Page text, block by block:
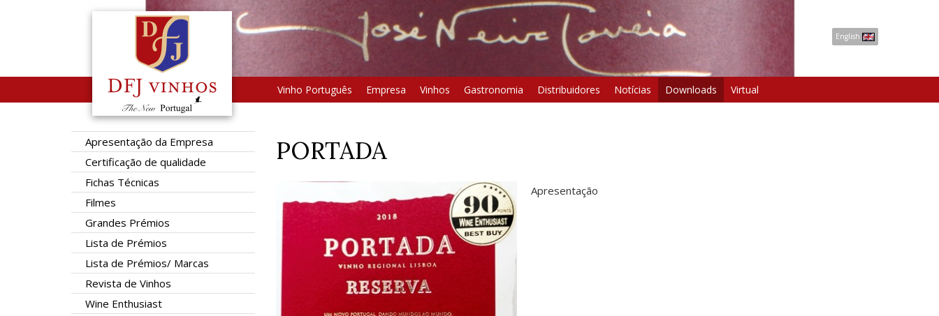
English
Vinho Português Empresa Vinhos Gastronomia Distribuidores Notícias Downloads Virtual
Apresentação da Empresa
Certificação de qualidade
Fichas Técnicas
Filmes
Grandes Prémios
Lista de Prémios
Lista de Prémios/ Marcas
Revista de Vinhos
Wine Enthusiast
PORTADA
Apresentação